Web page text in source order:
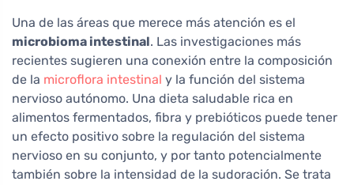
Una de las áreas que merece más atención es el
microbioma intestinal. Las investigaciones más
recientes sugieren una conexión entre la composición
de la microflora intestinal y la función del sistema
nervioso autónomo. Una dieta saludable rica en
alimentos fermentados, fibra y prebióticos puede tener
un efecto positivo sobre la regulación del sistema
nervioso en su conjunto, y por tanto potencialmente
también sobre la intensidad de la sudoración. Se trata